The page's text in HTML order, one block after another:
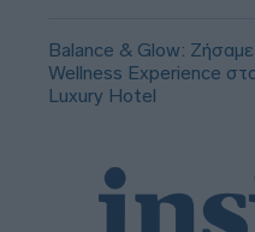
Balance & Glow:
Wellness Experience
Luxury Hotel